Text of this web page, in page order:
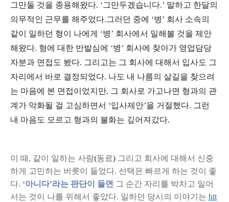
그만둘 것을 종용해왔다. ‘그만두겠습니다.’ 말하고 한달의
의무적인 근무를 해주었다.그러던 중에 ‘병’ 회사 소속의
같이 일하던 형이 나에게 ‘병’ 회사에서 일해볼 것을 제안
해왔다. 형에 대한 반발심에 ‘병’ 회사에 찾아가 영업담당
자분과 면접도 봤다. 그리고는 그 회사에 대해서 입사도 그
자리에서 바로 결정되었다. 나도 내 나름의 살길을 찾으려
는 마음에 본 면접이었지만, 그 회사로 가고나면 형과의 관
계가 악화될 걸 고심하면서 ‘입사제안’을 거절했다. 그런
내 마음도 모르고 형과의 불화는 깊어져갔다.
이 때 , 같이 일하는 사람(동료) 그리고 회사에 대해서 신중
하게 고민하는 버릇이 들었다. 선택은 빠르게 하는 것이 좋
다. ‘아니다’라는 판단이 들면 그 순간 자리를 박차고 일어
서는 것이 나를 위해서 좋았다. 일하던 당시의 이야기는 htt